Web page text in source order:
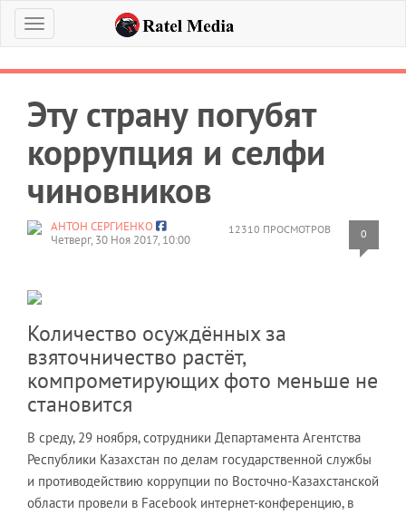
Меню
Эту страну погубят
коррупция и селфи
чиновников
12310 ПРОСМОТРОВ 0
АНТОН СЕРГИЕНКО
Четверг, 30 Ноя 2017, 10:00
Количество осуждённых за
взяточничество растёт,
компрометирующих фото меньше не
становится
В среду, 29 ноября, сотрудники Департамента Агентства
Республики Казахстан по делам государственной службы
и противодействию коррупции по Восточно-Казахстанской
области провели в Facebook интернет-конференцию, в